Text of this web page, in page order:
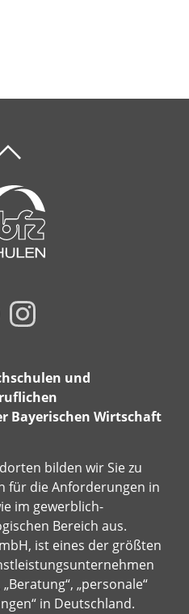
und
Bayerischen Wirtschaft
bilden wir Sie zu
für die Anforderungen in
im gewerblich-
Bereich aus.
ist eines der größten
„personale“
in Deutschland.